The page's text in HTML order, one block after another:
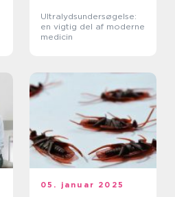
Ultralydsundersøgelse:
en vigtig del af moderne
medicin
05. januar 2025